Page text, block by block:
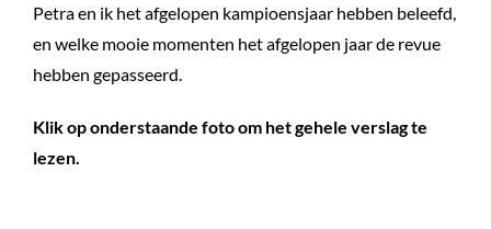
Petra en ik het afgelopen kampioensjaar hebben beleefd,
en welke mooie momenten het afgelopen jaar de revue
hebben gepasseerd.
Klik op onderstaande foto om het gehele verslag te
lezen.